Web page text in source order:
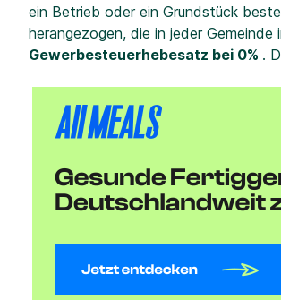
ein Betrieb oder ein Grundstück
herangezogen, die in jeder
Gewerbesteuerhebesatz bei 0% .